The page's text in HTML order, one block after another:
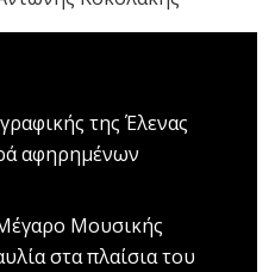
της Έλενας
αφηρημένων
Μουσικής
στα πλαίσια του